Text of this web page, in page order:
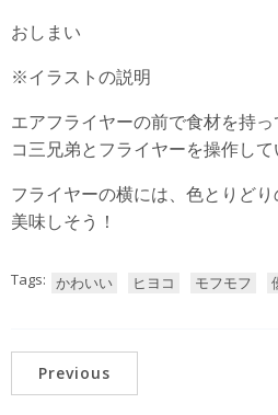
おしまい
※イラストの説明
エアフライヤーの前で食材を持
コ三兄弟とフライヤーを操作して
フライヤーの横には、色とりどり
美味しそう！
Tags: かわいい ヒヨコ モフモフ
Previous